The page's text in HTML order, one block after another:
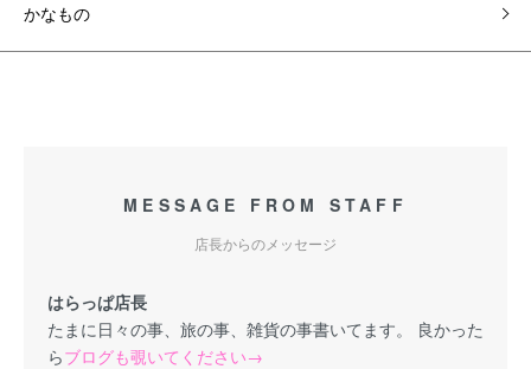
かなもの
MESSAGE FROM STAFF
店長からのメッセージ
はらっぱ店長
たまに日々の事、旅の事、雑貨の事書いてます。 良かった
らブログも覗いてください→